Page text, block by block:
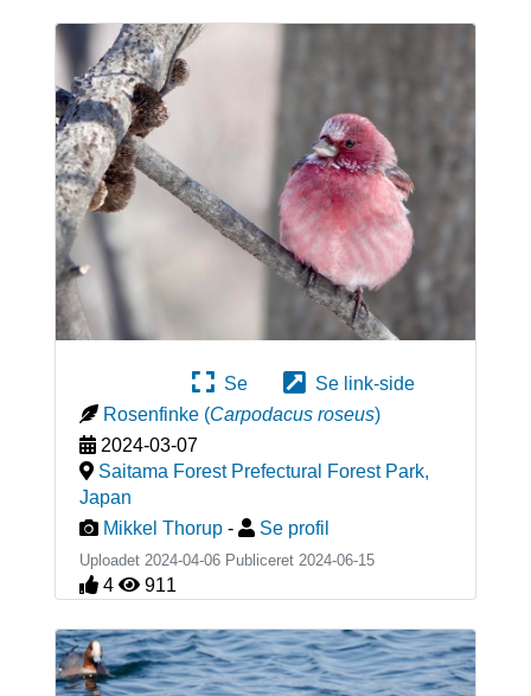
Se
Se link-side
Rosenfinke (Carpodacus roseus)
2024-03-07
Saitama Forest Prefectural Forest Park,
Japan
Mikkel Thorup - Se profil
Uploadet 2024-04-06 Publiceret 2024-06-15
4 911